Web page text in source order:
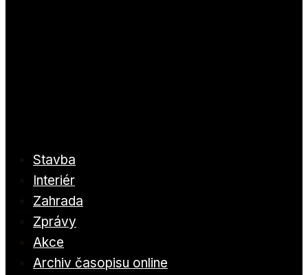
Stavba
Interiér
Zahrada
Zprávy
Akce
Archiv časopisu online